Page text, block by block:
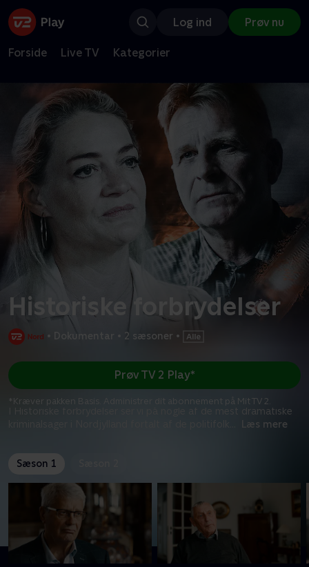
Log ind Prøv nu
Forside Live TV Kategorier
Historiske forbrydelser
• Dokumentar • 2 sæsoner •
I Historiske forbrydelser ser vi på nogle af de mest dramatiske
Læs mere
Prøv TV 2 Play*
*Kræver pakken Basis. Administrer dit abonnement på Mit TV 2.
Sæson 1